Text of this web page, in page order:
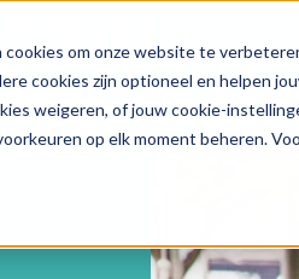
om onze website te
cookies zijn optioneel en helpen
weigeren, of jouw cookie-
op elk moment beheren.